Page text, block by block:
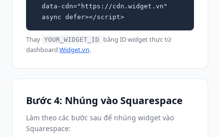
  async defer></script>
Thay YOUR_WIDGET_ID
bằng ID widget thực từ
dashboard Widget.vn.
Bước 4: Nhúng vào Squarespace
Làm theo các bước sau để nhúng widget vào
Squarespace: